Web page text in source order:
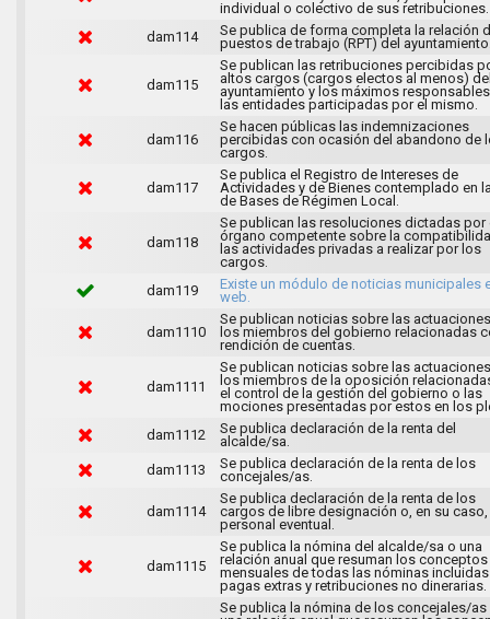
individual o colectivo de sus retribuciones.
dam114
Se publica de forma completa la relación
puestos de trabajo (RPT) del
dam115
Se publican las retribuciones percibidas
altos cargos (cargos electos al menos)
ayuntamiento y los máximos
las entidades participadas por el mismo.
dam116
Se hacen públicas las indemnizaciones
percibidas con ocasión del abandono de
cargos.
dam117
Se publica el Registro de Intereses de
Actividades y de Bienes contemplado en
de Bases de Régimen Local.
dam118
Se publican las resoluciones dictadas por
órgano competente sobre la
las actividades privadas a realizar por los
cargos.
dam119
Existe un módulo de noticias municipales
web.
dam1110
Se publican noticias sobre las
los miembros del gobierno relacionadas
rendición de cuentas.
dam1111
Se publican noticias sobre las
los miembros de la oposición
el control de la gestión del gobierno o las
mociones presentadas por estos en los
dam1112
Se publica declaración de la renta del
alcalde/sa.
dam1113
Se publica declaración de la renta de los
concejales/as.
dam1114
Se publica declaración de la renta de los
cargos de libre designación o, en su
personal eventual.
dam1115
Se publica la nómina del alcalde/sa o una
relación anual que resuman los conceptos
mensuales de todas las nóminas incluidas
pagas extras y retribuciones no dinerarias.
Se publica la nómina de los concejales/as